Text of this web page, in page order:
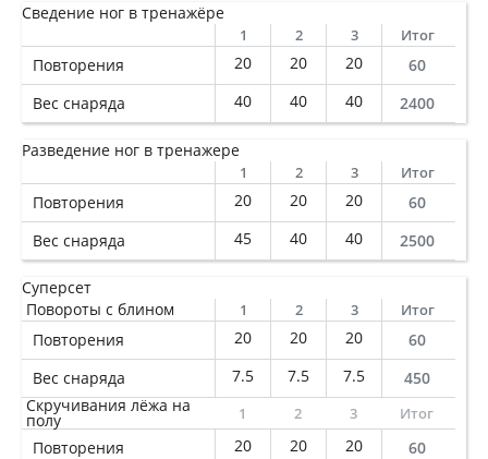
Сведение ног в тренажёре
1 2 3 Итог
Повторения 20 20 20
60
Вес снаряда
40 40 40 2400
Разведение ног в тренажере
1 2 3 Итог
Повторения 20 20 20
60
Вес снаряда
45 40 40 2500
Суперсет
Повороты с блином
1 2 3 Итог
Повторения 20 20 20
60
Вес снаряда
7.5 7.5 7.5
450
Скручивания лёжа на
полу 1 2 3 Итог
Повторения 20 20 20
60